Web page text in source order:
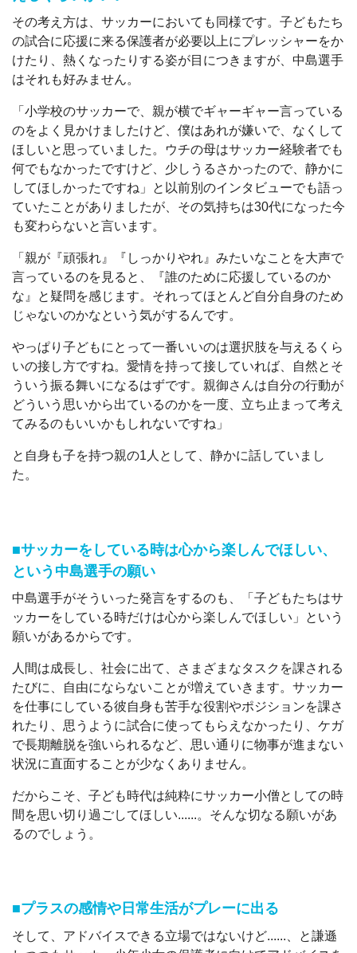
その考え方は、サッカーにおいても同様です。子どもたち
の試合に応援に来る保護者が必要以上にプレッシャーをか
けたり、熱くなったりする姿が目につきますが、中島選手
はそれも好みません。
「小学校のサッカーで、親が横でギャーギャー言っている
のをよく見かけましたけど、僕はあれが嫌いで、なくして
ほしいと思っていました。ウチの母はサッカー経験者でも
何でもなかったですけど、少しうるさかったので、静かに
してほしかったですね」と以前別のインタビューでも語っ
ていたことがありましたが、その気持ちは30代になった今
も変わらないと言います。
「親が『頑張れ』『しっかりやれ』みたいなことを大声で
言っているのを見ると、『誰のために応援しているのか
な』と疑問を感じます。それってほとんど自分自身のため
じゃないのかなという気がするんです。
やっぱり子どもにとって一番いいのは選択肢を与えるくら
いの接し方ですね。愛情を持って接していれば、自然とそ
ういう振る舞いになるはずです。親御さんは自分の行動が
どういう思いから出ているのかを一度、立ち止まって考え
てみるのもいいかもしれないですね」
と自身も子を持つ親の1人として、静かに話していまし
た。
■サッカーをしている時は心から楽しんでほしい、
という中島選手の願い
中島選手がそういった発言をするのも、「子どもたちはサ
ッカーをしている時だけは心から楽しんでほしい」という
願いがあるからです。
人間は成長し、社会に出て、さまざまなタスクを課される
たびに、自由にならないことが増えていきます。サッカー
を仕事にしている彼自身も苦手な役割やポジションを課さ
れたり、思うように試合に使ってもらえなかったり、ケガ
で長期離脱を強いられるなど、思い通りに物事が進まない
状況に直面することが少なくありません。
だからこそ、子ども時代は純粋にサッカー小僧としての時
間を思い切り過ごしてほしい......。そんな切なる願いがあ
るのでしょう。
■プラスの感情や日常生活がプレーに出る
そして、アドバイスできる立場ではないけど......、と謙遜